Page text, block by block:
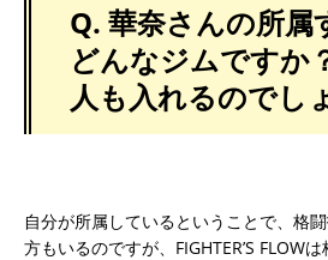
Q. 華奈さんの所属
どんなジムです
人も入れるのでし
自分が所属しているということで、格
方もいるのですが、FIGHTER’S FLOW